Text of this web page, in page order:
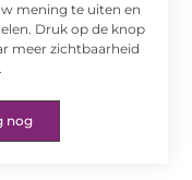
mening te uiten en
Druk op de knop
meer zichtbaarheid
nog